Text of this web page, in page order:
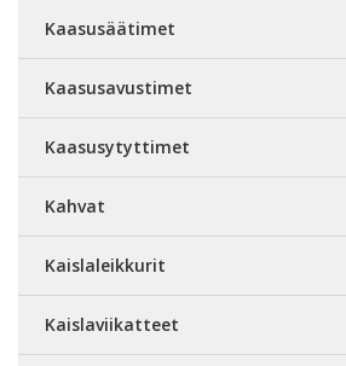
Kaasusäätimet
Kaasusavustimet
Kaasusytyttimet
Kahvat
Kaislaleikkurit
Kaislaviikatteet